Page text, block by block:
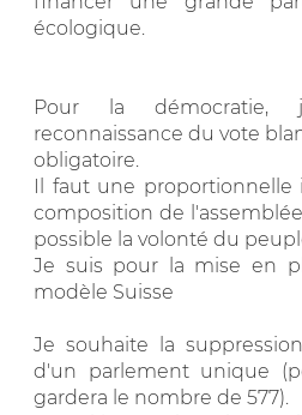
écologique.
Pour la
reconnaissance du vote
obligatoire.
Il faut une proportionnelle
composition de
possible la volonté du
Je suis pour la mise en
modèle Suisse
Je souhaite la
d'un parlement unique
gardera le nombre de 577).